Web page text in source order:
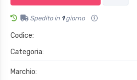
Spedito in 1giorno
Codice:
Categoria:
Marchio: